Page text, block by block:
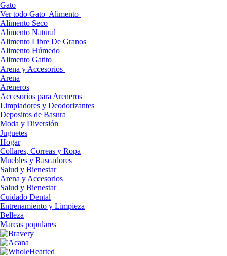
Gato
Ver todo Gato Alimento
Alimento Seco
Alimento Natural
Alimento Libre De Granos
Alimento Húmedo
Alimento Gatito
Arena y Accesorios
Arena
Areneros
Accesorios para Areneros
Limpiadores y Deodorizantes
Depositos de Basura
Moda y Diversión
Juguetes
Hogar
Collares, Correas y Ropa
Muebles y Rascadores
Salud y Bienestar
Arena y Accesorios
Salud y Bienestar
Cuidado Dental
Entrenamiento y Limpieza
Belleza
Marcas populares